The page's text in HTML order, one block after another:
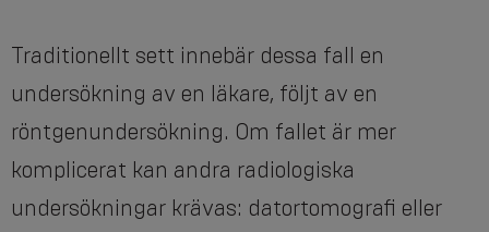
Traditionellt sett innebär dessa fall en
undersökning av en läkare, följt av en
röntgenundersökning. Om fallet är mer
komplicerat kan andra radiologiska
undersökningar krävas: datortomografi eller